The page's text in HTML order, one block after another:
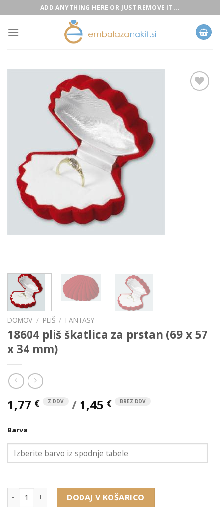
to
content
ADD ANYTHING HERE OR JUST REMOVE IT...
DOMOV / PLIŠ / FANTASY
18604 pliš škatlica za prstan (69 x 57
x 34 mm)
1,77 € Z DDV / 1,45 € BREZ DDV
Barva
18604 pliš škatlica za prstan (69 x 57 x 34 mm) količina
DODAJ V KOŠARICO